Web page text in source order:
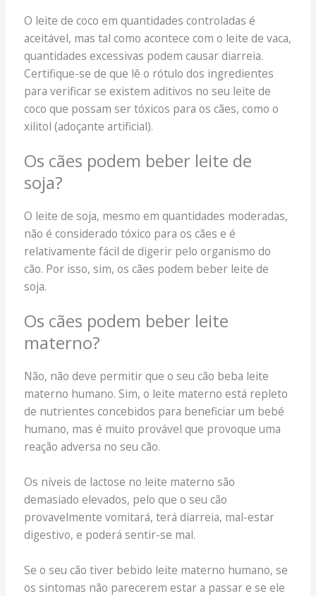
O leite de coco em quantidades controladas é
aceitável, mas tal como acontece com o leite de vaca,
quantidades excessivas podem causar diarreia.
Certifique-se de que lê o rótulo dos ingredientes
para verificar se existem aditivos no seu leite de
coco que possam ser tóxicos para os cães, como o
xilitol (adoçante artificial).
Os cães podem beber leite de
soja?
O leite de soja, mesmo em quantidades moderadas,
não é considerado tóxico para os cães e é
relativamente fácil de digerir pelo organismo do
cão. Por isso, sim, os cães podem beber leite de
soja.
Os cães podem beber leite
materno?
Não, não deve permitir que o seu cão beba leite
materno humano. Sim, o leite materno está repleto
de nutrientes concebidos para beneficiar um bebé
humano, mas é muito provável que provoque uma
reação adversa no seu cão.
Os níveis de lactose no leite materno são
demasiado elevados, pelo que o seu cão
provavelmente vomitará, terá diarreia, mal-estar
digestivo, e poderá sentir-se mal.
Se o seu cão tiver bebido leite materno humano, se
os sintomas não parecerem estar a passar e se ele